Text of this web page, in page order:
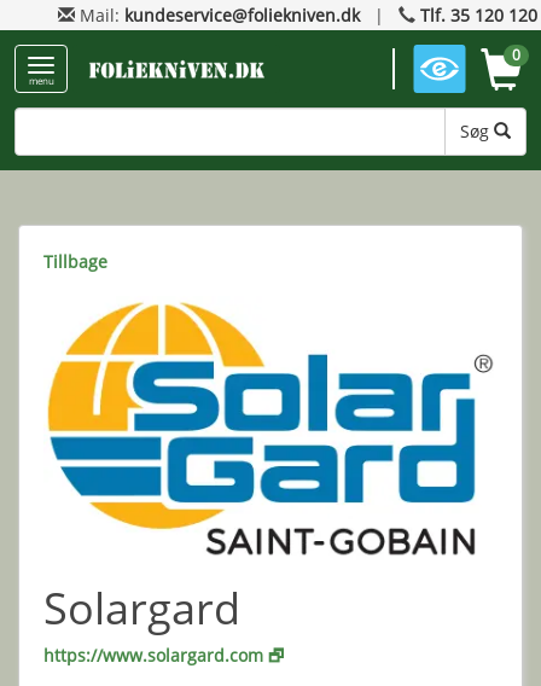
Mail: kundeservice@foliekniven.dk| Tlf. 35 120 120
menu
Søg
0
Tillbage
Solargard
https://www.solargard.com 🗗